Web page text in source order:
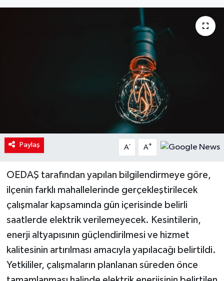
Paylaş A- A+
OEDAŞ tarafından yapılan bilgilendirmeye göre,
ilçenin farklı mahallelerinde gerçekleştirilecek
çalışmalar kapsamında gün içerisinde belirli
saatlerde elektrik verilemeyecek. Kesintilerin,
enerji altyapısının güçlendirilmesi ve hizmet
kalitesinin artırılması amacıyla yapılacağı belirtildi.
Yetkililer, çalışmaların planlanan süreden önce